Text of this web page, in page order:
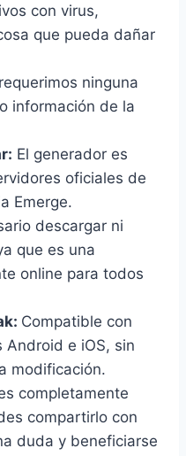
con virus,
que pueda dañar
ninguna
información de la
El generador es
oficiales de
Emerge.
descargar ni
que es una
online para todos
Compatible con
e iOS, sin
modificación.
completamente
compartirlo con
duda y beneficiarse